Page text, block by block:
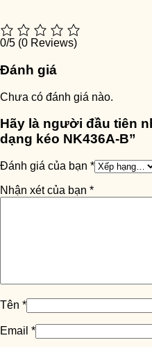
0/5 (0 Reviews)
Đánh giá
Chưa có đánh giá nào.
Hãy là người đầu tiên
dạng kéo NK436A-B”
Đánh giá của bạn *
Nhận xét của bạn *
Tên *
Email *